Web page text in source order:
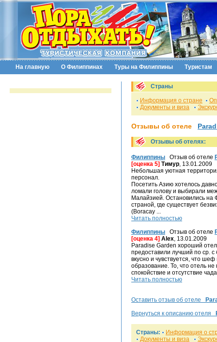
На главную О Филиппинах Туры на Филиппины Туристам
Страны
Информация о стране
Документы и виза
Отзывы об отеле
Отзывы об отелях:
Филиппины Отзыв об отеле
[оценка 5] Тимур, 13.01.2009
Небольшая уютная
персонал.
Посетить Азию хотелось
ломали голову и выбирали
Малайзией. Остановились на
страной, где существует
(Boracay ...
Читать полностью
Филиппины Отзыв об отеле
[оценка 4] Alex, 13.01.2009
Paradise Garden хороший
предоставили лучший по ср.
вкусно и чувствуется, что
образование. То, что отель
спокойствие и отсутствие
Читать полностью
Оставить отзыв об отеле
Вернуться к описанию отеля
Страны:
Информация о
Документы и виза